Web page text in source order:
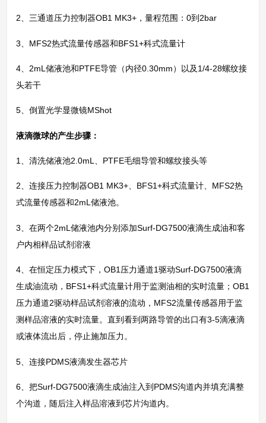
2、三通道压力控制器OB1 MK3+，量程范围：0到2bar
3、MFS2热式流量传感器和BFS1+科式流量计
4、2mL储液池和PTFE导管（内径0.30mm）以及1/4-28螺纹接
头若干
5、倒置光学显微镜MShot
液滴微球的产生步骤：
1、清洗储液池2.0mL、PTFE毛细导管和螺纹接头等
2、连接压力控制器OB1 MK3+、BFS1+科式流量计、MFS2热
式流量传感器和2mL储液池。
3、在两个2mL储液池内分别添加Surf-DG7500液滴生成油和客
户内相样品试剂溶液
4、在恒定压力模式下，OB1压力通道1驱动Surf-DG7500液滴
生成油流动，BFS1+科式流量计用于监测油相的实时流量；OB1
压力通道2驱动样品试剂溶液的流动，MFS2流量传感器用于监
测样品溶液的实时流量。直到看到两路导管的出口有3-5滴液滴
或液体流出后，停止施加压力。
5、连接PDMS液滴发生器芯片
6、把Surf-DG7500液滴生成油注入到PDMS沟道内并填充满整
个沟道，随后注入样品溶液到芯片沟道内。